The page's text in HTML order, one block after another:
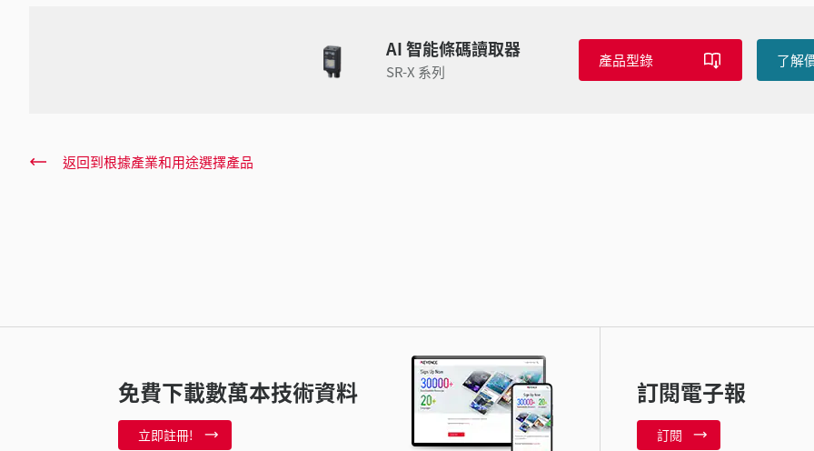
AI 智能條碼讀取器
SR-X 系列
產品型錄 了解
返回到根據產業和用途選擇產品
免費下載數萬本技術資料
立即註冊!
訂閱電子報
訂閱